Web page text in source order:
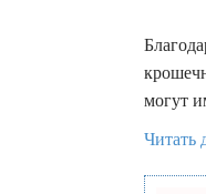
могут
Читать